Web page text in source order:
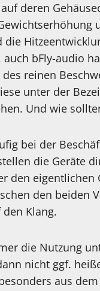
deren
auch bFly-audio
reinen
unter der
Und wie
bei der
die Geräte
den
den beiden
Klang.
die Nutzung
nicht ggf.
aus